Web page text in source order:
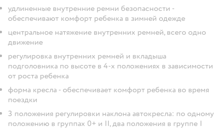
удлиненные внутренние ремни безопасности -
обеспечивают комфорт ребенка в зимней одежде
центральное натяжение внутренних ремней, всего одно
движение
регулировка внутренних ремней и вкладыша
подголовника по высоте в 4-х положениях в зависимости
от роста ребенка
форма кресла - обеспечивает комфорт ребенка во время
поездки
3 положения регулировки наклона автокресла: по одному
положению в группах 0+ и II, два положения в группе I